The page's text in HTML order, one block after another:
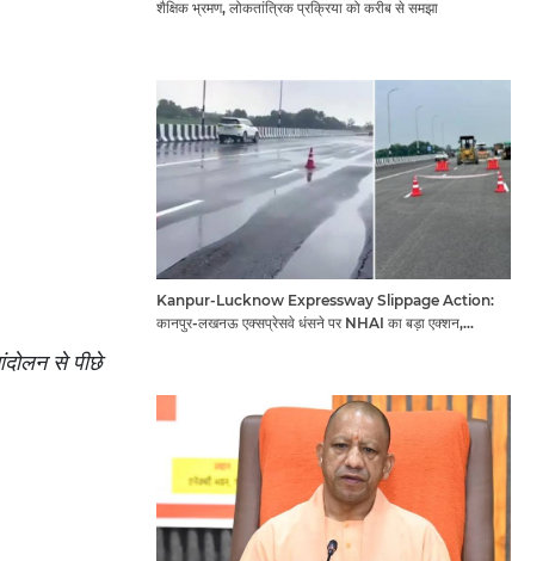
से पीछे
शैक्षिक भ्रमण, लोकतांत्रिक प्रक्रिया को करीब से समझा
Kanpur-Lucknow Expressway Slippage Action:
कानपुर-लखनऊ एक्सप्रेसवे धंसने पर NHAI का बड़ा एक्शन,